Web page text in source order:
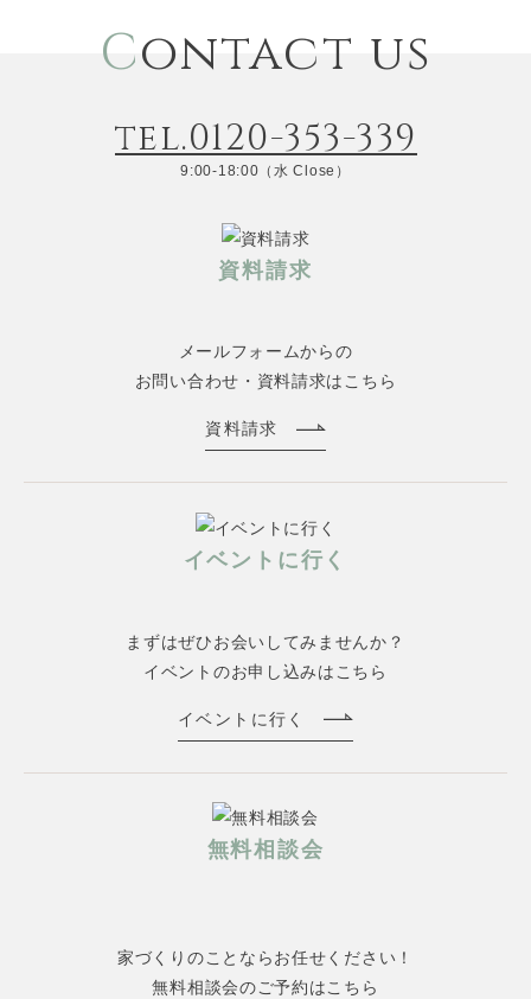
Contact us
tel.0120-353-339
9:00-18:00（水 Close）
資料請求
メールフォームからの
お問い合わせ・資料請求はこちら
資料請求
イベントに行く
まずはぜひお会いしてみませんか？
イベントのお申し込みはこちら
イベントに行く
無料相談会
家づくりのことならお任せください！
無料相談会のご予約はこちら